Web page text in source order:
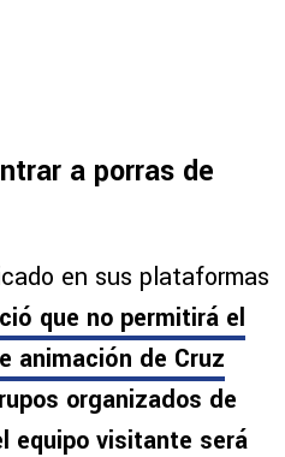
a porras de
en sus plataformas
que no permitirá el
animación de Cruz
organizados de
equipo visitante será